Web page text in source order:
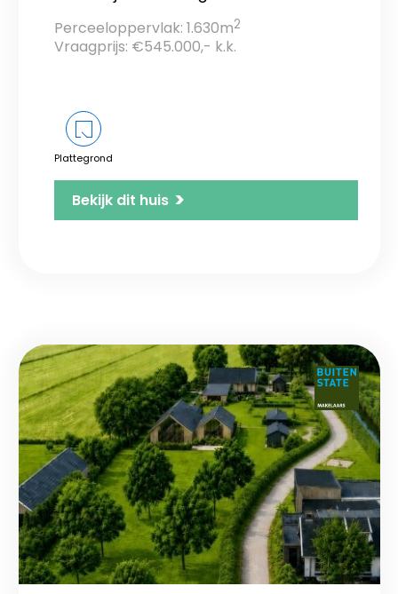
Perceeloppervlak: 1.630m2
Vraagprijs: €545.000,- k.k.
Plattegrond
Bekijk dit huis >